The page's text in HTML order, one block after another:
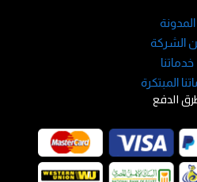
الدفع
المدونة
الشركة
خدماتنا
المبتكرة